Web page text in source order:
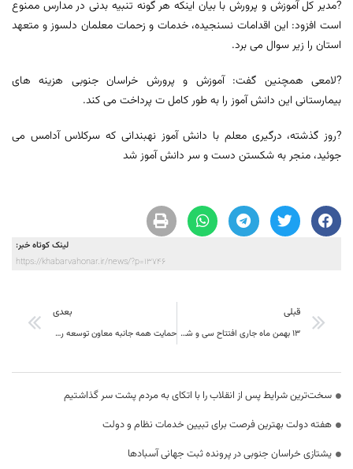
?مدیر کل آموزش و پرورش با بیان اینکه هر گونه تنبیه بدنی در مدارس ممنوع
است افزود: این اقدامات نسنجیده، خدمات و زحمات معلمان دلسوز و متعهد
استان را زیر سوال می برد.
?لامعی همچنین گفت: آموزش و پرورش خراسان جنوبی هزینه های
بیمارستانی این دانش آموز را به طور کامل ت پرداخت می کند.
?روز گذشته، درگیری معلم با دانش آموز نهبندانی که سرکلاس آدامس می
جوئید، منجر به شکستن دست و سر دانش آموز شد
لینک کوتاه خبر:
https://khabarvahonar.ir/news/?p=13746
قبلی
13 بهمن ماه جاری افتتاح سی و ششمین جشنواره فیلم فجر در خراسان جنوبی
بعدی
حمایت همه جانبه معاون توسعه روستایی و مناطق محروم نهاد ریاست جمهوری از صنایع دستی
سخت‌ترین شرایط پس از انقلاب را با اتکای به مردم پشت سر گذاشتیم
هفته دولت بهترین فرصت برای تبیین خدمات نظام و دولت
یشتازی خراسان جنوبی در پرونده ثبت جهانی آسبادها